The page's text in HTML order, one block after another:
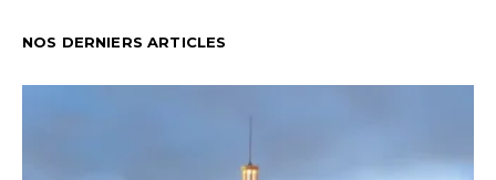
NOS DERNIERS ARTICLES